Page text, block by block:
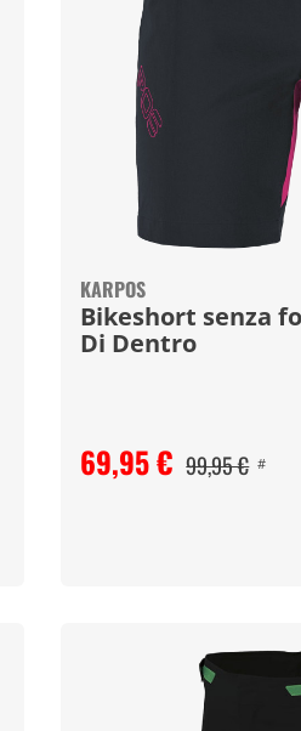
KARPOS
Bikeshort senza
Di Dentro
69,95 € 99,95 € #